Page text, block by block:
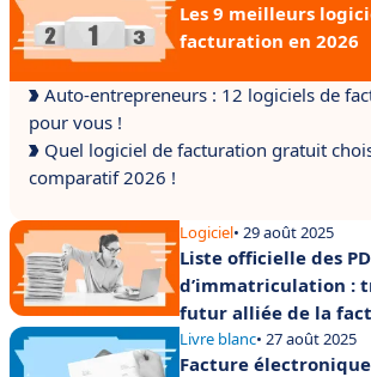
Les 9 meilleurs
facturation en 2026
Auto-entrepreneurs : 12 logiciels de
pour vous !
Quel logiciel de facturation gratuit
comparatif 2026 !
Logiciel• 29 août 2025
Liste officielle des
d’immatriculation :
futur alliée de la
Livre blanc• 27 août 2025
Facture